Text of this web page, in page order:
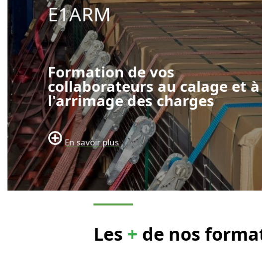
E1ARM
Formation de vos
collaborateurs au calage et à
l'arrimage des charges
En savoir plus
Les + de nos